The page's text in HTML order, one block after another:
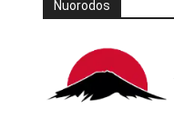
Nuorodos